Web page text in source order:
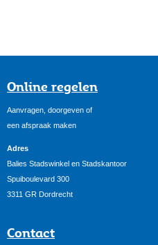
Online regelen
Aanvragen, doorgeven of
een afspraak maken
Adres
Balies Stadswinkel en Stadskantoor
Spuiboulevard 300
3311 GR Dordrecht
Contact